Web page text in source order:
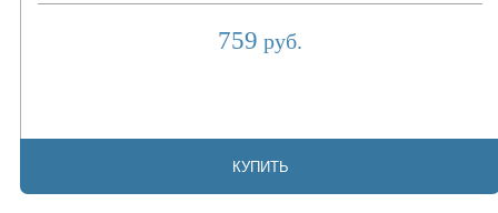
759 руб.
КУПИТЬ